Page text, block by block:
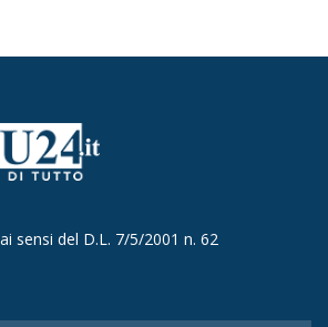
sensi del D.L. 7/5/2001 n. 62